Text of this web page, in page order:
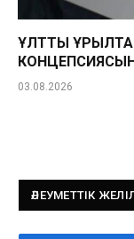
ҰЛТТЫҚ
03.08.2026
ӘЛЕУМЕТТІК